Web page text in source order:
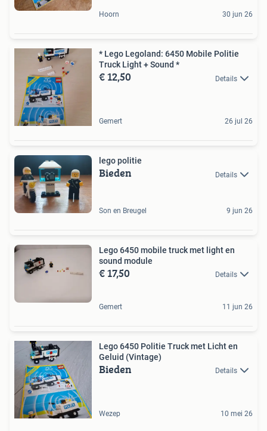
Hoorn 30 jun 26
* Lego Legoland: 6450 Mobile Politie
Truck Light + Sound *
€ 12,50 Details
Gemert 26 jul 26
lego politie
Bieden Details
Son en Breugel 9 jun 26
Lego 6450 mobile truck met light en
sound module
€ 17,50 Details
Gemert 11 jun 26
Lego 6450 Politie Truck met Licht en
Geluid (Vintage)
Bieden Details
Wezep 10 mei 26